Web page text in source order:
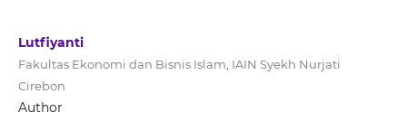
Lutfiyanti
Fakultas Ekonomi dan Bisnis Islam, IAIN Syekh Nurjati
Cirebon
Author